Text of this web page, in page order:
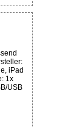
iPad
1x
USB